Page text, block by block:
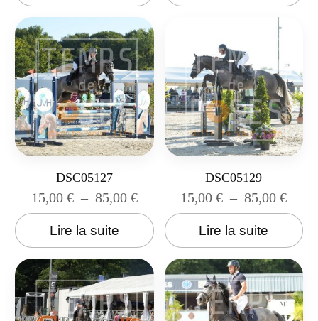
DSC05127
15,00 € – 85,00 €
Lire la suite
DSC05129
15,00€ – 85,00€
Lire la suite